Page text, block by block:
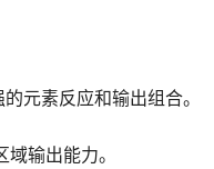
元素反应和输出组合。
输出能力。